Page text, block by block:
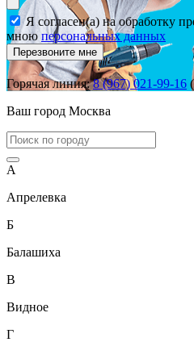
Я согласен(а) на обработку
мною персональных данных
Перезвоните мне
Горячая линия:8 (967) 021-99-16
Ваш город Москва
А
Апрелевка
Б
Балашиха
В
Видное
Г